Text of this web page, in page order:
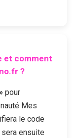
et comment
?
pour
Mes
le code
ensuite